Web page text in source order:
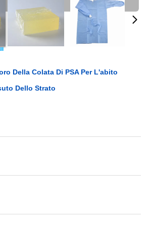
Della Colata Di PSA Per L'abito
Dello Strato